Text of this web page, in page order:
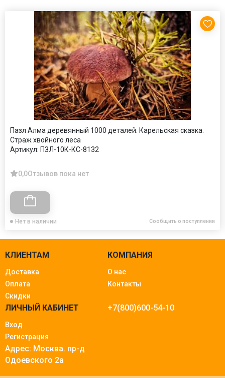
Пазл Алма деревянный 1000 деталей. Карельская сказка.
Страж хвойного леса
Артикул: ПЗЛ-10К-КС-8132
0,0Отзывов пока нет
Нет в наличии Сообщить о поступлении
КЛИЕНТАМ
Доставка
Оплата
Скидки
КОМПАНИЯ
О нас
Контакты
ЛИЧНЫЙ КАБИНЕТ
Вход
Регистрация
+7(800)600-54-10
Адрес: Москва. пр-д
Одоевского 2а